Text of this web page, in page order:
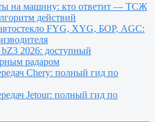
на машину: кто ответит — ТСЖ
действий
FYG, XYG, БОР, AGC:
2026: доступный
радаром
Chery: полный гид по
Jetour: полный гид по